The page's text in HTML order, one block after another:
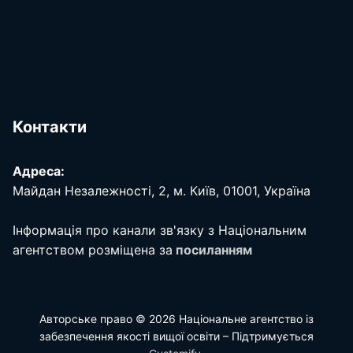
Контакти
Адреса:
Майдан Незалежності, 2, м. Київ, 01001, Україна
Інформація про канали зв'язку з Національним
агентством розміщена за посиланням
Авторське право © 2026 Національне агентство із
забезпечення якості вищої освіти – Підтримується